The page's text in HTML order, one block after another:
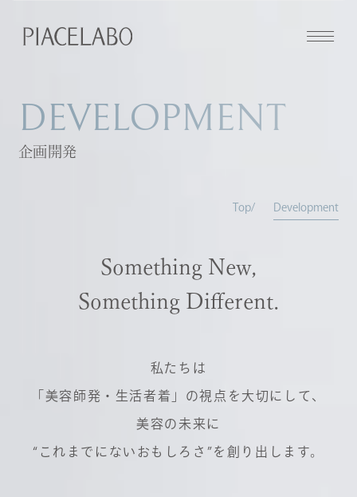
DEVELOPMENT
企画開発
Top Development
Something New,
Something Different.
私たちは
「美容師発・生活者着」の視点を大切にして、
美容の未来に
“これまでにないおもしろさ”を創り出します。